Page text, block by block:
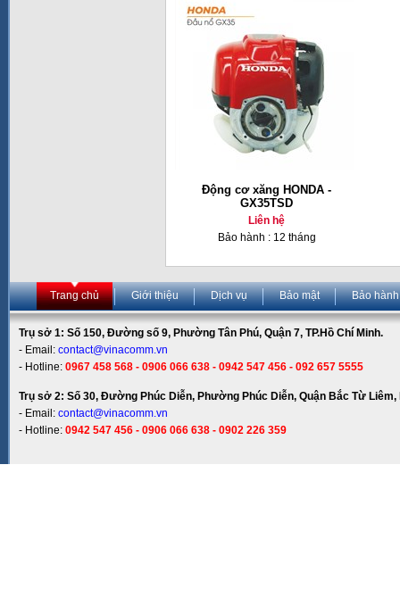
Động cơ xăng HONDA -
GX35TSD
Liên hệ
Bảo hành : 12 tháng
Trang chủ Giới thiệu Dịch vụ Bảo mật Bảo hành
Trụ sở 1: Số 150, Đường số 9, Phường Tân Phú, Quận 7, TP.Hồ Chí Minh.
- Email: contact@vinacomm.vn
- Hotline: 0967 458 568 - 0906 066 638 - 0942 547 456 - 092 657 5555
Trụ sở 2: Số 30, Đường Phúc Diễn, Phường Phúc Diễn, Quận Bắc Từ Liêm,
- Email: contact@vinacomm.vn
- Hotline: 0942 547 456 - 0906 066 638 - 0902 226 359